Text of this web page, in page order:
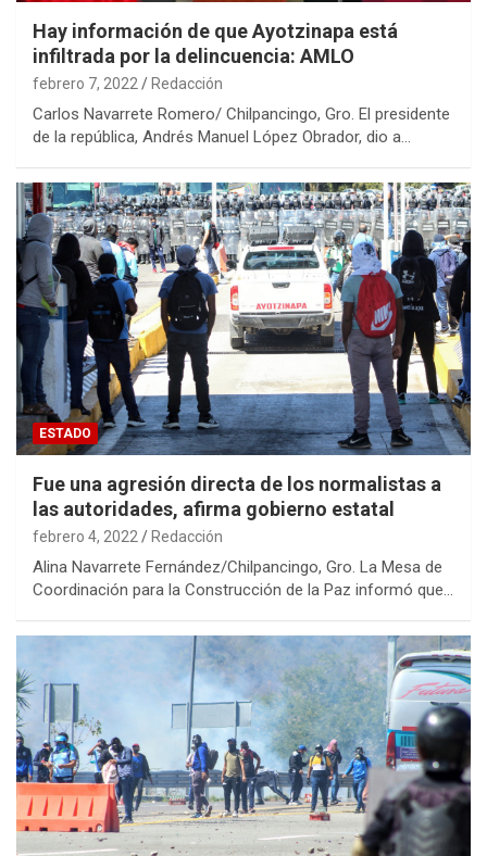
Hay información de que Ayotzinapa está
infiltrada por la delincuencia: AMLO
febrero 7, 2022 Redacción
Carlos Navarrete Romero/ Chilpancingo, Gro. El presidente
de la república, Andrés Manuel López Obrador, dio a…
ESTADO
Fue una agresión directa de los normalistas a
las autoridades, afirma gobierno estatal
febrero 4, 2022 Redacción
Alina Navarrete Fernández/Chilpancingo, Gro. La Mesa de
Coordinación para la Construcción de la Paz informó que…